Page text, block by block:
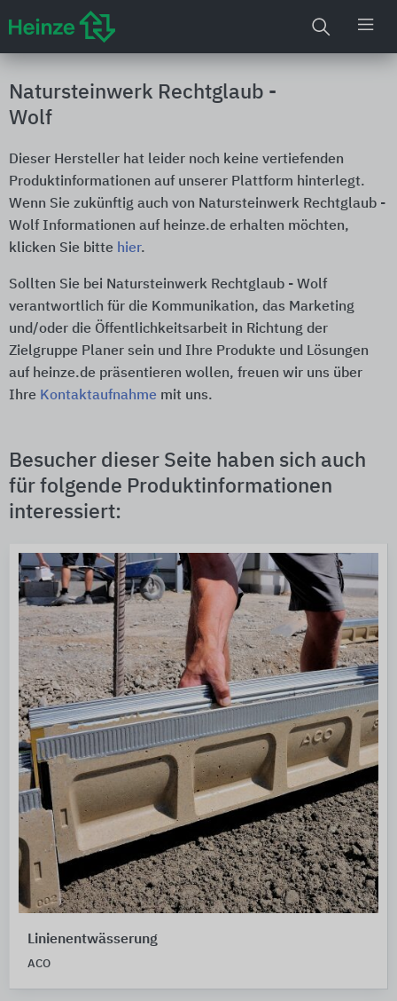
Natursteinwerk Rechtglaub -
Wolf
Dieser Hersteller hat leider noch keine vertiefenden
Produktinformationen auf unserer Plattform hinterlegt.
Wenn Sie zukünftig auch von Natursteinwerk Rechtglaub -
Wolf Informationen auf heinze.de erhalten möchten,
klicken Sie bitte hier.
Sollten Sie bei Natursteinwerk Rechtglaub - Wolf
verantwortlich für die Kommunikation, das Marketing
und/oder die Öffentlichkeitsarbeit in Richtung der
Zielgruppe Planer sein und Ihre Produkte und Lösungen
auf heinze.de präsentieren wollen, freuen wir uns über
Ihre Kontaktaufnahme mit uns.
Besucher dieser Seite haben sich auch
für folgende Produktinformationen
interessiert:
Linienentwässerung
ACO